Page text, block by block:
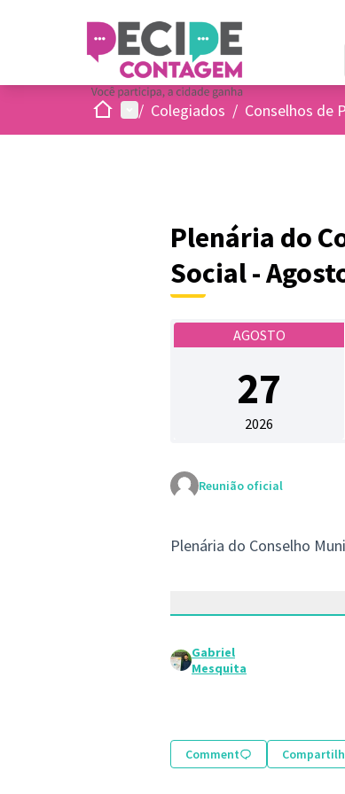
InicioMenu principal
/ Colegiados / Conselhos de
Plenária do
Social -
AGOSTO
27
2026
Reunião oficial
Plenária do Conselho
Gabriel
Mesquita
Comment